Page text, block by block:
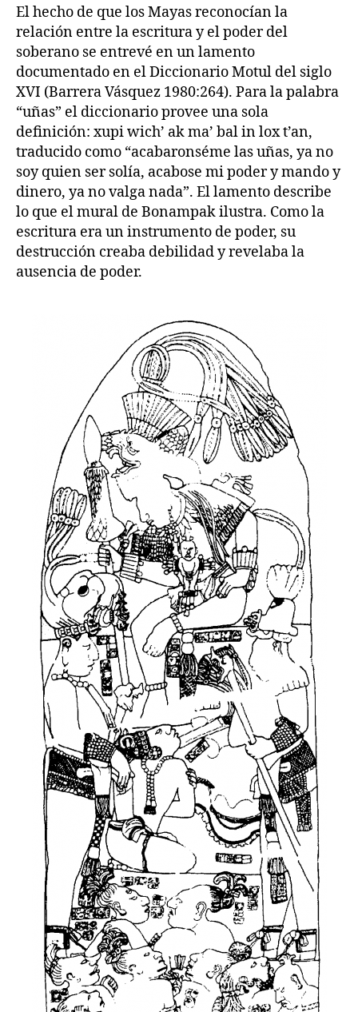
El hecho de que los Mayas reconocían la
relación entre la escritura y el poder del
soberano se entrevé en un lamento
documentado en el Diccionario Motul del siglo
XVI (Barrera Vásquez 1980:264). Para la palabra
“uñas” el diccionario provee una sola
definición: xupi wich’ ak ma’ bal in lox t’an,
traducido como “acabaronséme las uñas, ya no
soy quien ser solía, acabose mi poder y mando y
dinero, ya no valga nada”. El lamento describe
lo que el mural de Bonampak ilustra. Como la
escritura era un instrumento de poder, su
destrucción creaba debilidad y revelaba la
ausencia de poder.